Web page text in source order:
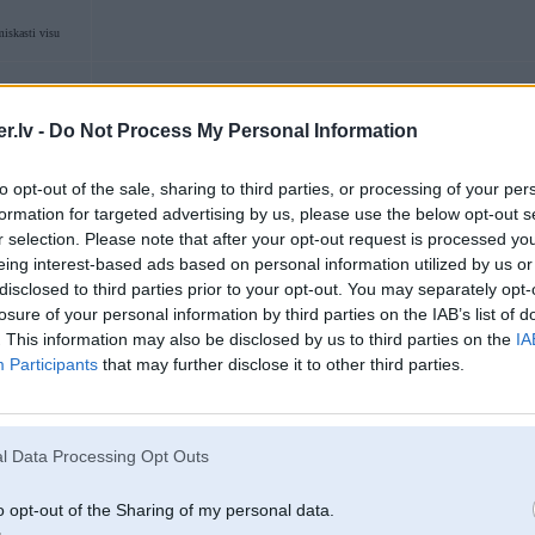
- Do Not Process My Personal Information
opt-out of the sale, sharing to third parties, or processing of your
for targeted advertising by us, please use the below opt-out
selection. Please note that after your opt-out request is processed
interest-based ads based on personal information utilized by us
to third parties prior to your opt-out. You may separately
of your personal information by third parties on the IAB’s list of
This information may also be disclosed by us to third parties on the
Participants that may further disclose it to other third parties.
Data Processing Opt Outs
opt-out of the Sharing of my personal data.
visu
11. Apr 2017, 12:19
-----------------
MANUFACTURER OF EXCLUSIVE AUTOMOBILES
11. Apr 2017, 12:28
RS Octavias lielākais mīnuss ikdienā ir ļoti cietā piekare. It sevišķi jau ar
Plus cik nu es izpētiju, tad no tā dīzeļ RSa nekāds dizāis sportists
Pēc nobrauktiem 5k pagaidām varu teikt tikai to labāko par Octavia.